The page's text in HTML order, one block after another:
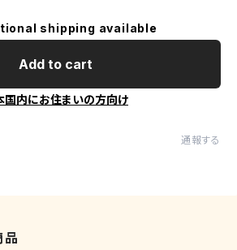
shipping available
Add to cart
国内にお住まいの方向け
通報する
品